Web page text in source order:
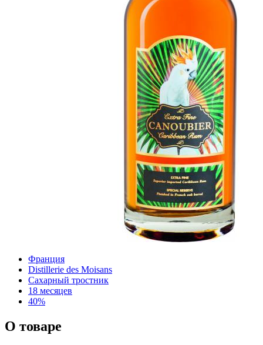
Франция
Distillerie des Moisans
Сахарный тростник
18 месяцев
40%
О товаре